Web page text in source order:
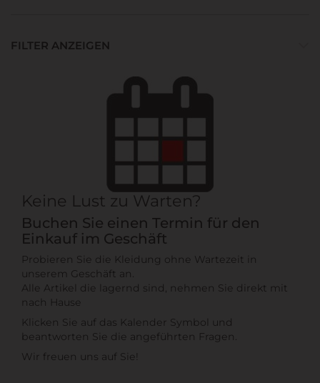
FILTER ANZEIGEN
Keine Lust zu Warten?
Buchen Sie einen Termin für den
Einkauf im Geschäft
Probieren Sie die Kleidung ohne Wartezeit in
unserem Geschäft an.
Alle Artikel die lagernd sind, nehmen Sie direkt mit
nach Hause
Klicken Sie auf das Kalender Symbol und
beantworten Sie die angeführten Fragen.
Wir freuen uns auf Sie!